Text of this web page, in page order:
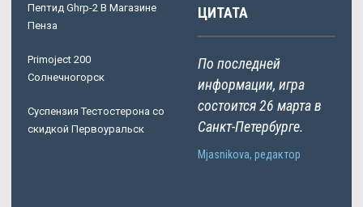
Пептид Ghrp-2 В Магазине
Пенза
Primoject 200
Солнечногорск
Суспензия Тестостерона со
скидкой Первоуральск
ЦИТАТА
По последней
информации, игра
состоится 26 марта в
Санкт-Петербурге.
Mjasnikova, редактор